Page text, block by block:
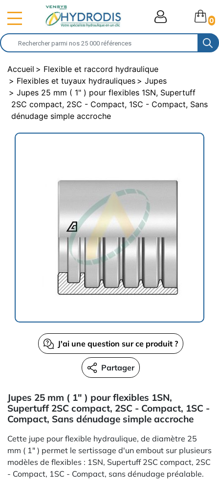
0
Accueil
Flexible et raccord hydraulique
Flexibles et tuyaux hydrauliques
Jupes
Jupes 25 mm ( 1" ) pour flexibles 1SN, Supertuff
2SC compact, 2SC - Compact, 1SC - Compact, Sans
dénudage simple accroche
J'ai une question sur ce produit ?
Partager
Jupes 25 mm ( 1" ) pour flexibles 1SN,
Supertuff 2SC compact, 2SC - Compact, 1SC -
Compact, Sans dénudage simple accroche
Cette jupe pour flexible hydraulique, de diamètre 25
mm ( 1" ) permet le sertissage d'un embout sur plusieurs
modèles de flexibles : 1SN, Supertuff 2SC compact, 2SC
- Compact, 1SC - Compact, sans dénudage préalable.